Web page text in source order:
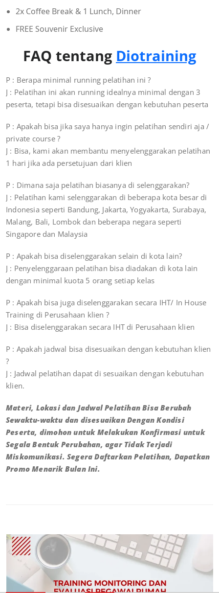
2x Coffee Break & 1 Lunch, Dinner
FREE Souvenir Exclusive
FAQ tentang Diotraining
P : Berapa minimal running pelatihan ini ?
J : Pelatihan ini akan running idealnya minimal dengan 3
peserta, tetapi bisa disesuaikan dengan kebutuhan peserta
P : Apakah bisa jika saya hanya ingin pelatihan sendiri aja /
private course ?
J : Bisa, kami akan membantu menyelenggarakan pelatihan
1 hari jika ada persetujuan dari klien
P : Dimana saja pelatihan biasanya di selenggarakan?
J : Pelatihan kami selenggarakan di beberapa kota besar di
Indonesia seperti Bandung, Jakarta, Yogyakarta, Surabaya,
Malang, Bali, Lombok dan beberapa negara seperti
Singapore dan Malaysia
P : Apakah bisa diselenggarakan selain di kota lain?
J : Penyelenggaraan pelatihan bisa diadakan di kota lain
dengan minimal kuota 5 orang setiap kelas
P : Apakah bisa juga diselenggarakan secara IHT/ In House
Training di Perusahaan klien ?
J : Bisa diselenggarakan secara IHT di Perusahaan klien
P : Apakah jadwal bisa disesuaikan dengan kebutuhan klien
?
J : Jadwal pelatihan dapat di sesuaikan dengan kebutuhan
klien.
Materi, Lokasi dan Jadwal Pelatihan Bisa Berubah
Sewaktu-waktu dan disesuaikan Dengan Kondisi
Peserta, dimohon untuk Melakukan Konfirmasi untuk
Segala Bentuk Perubahan, agar Tidak Terjadi
Miskomunikasi. Segera Daftarkan Pelatihan, Dapatkan
Promo Menarik Bulan Ini.